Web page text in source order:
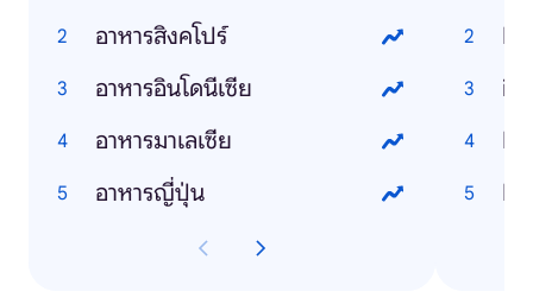
อาหารสิงคโปร์
อาหารอินโดนีเซีย
อาหารมาเลเซีย
อาหารญี่ปุ่น